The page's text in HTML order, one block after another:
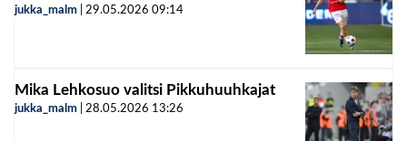
jukka_malm 29.05.2026 09:14
Mika Lehkosuo valitsi Pikkuhuuhkajat
jukka_malm 28.05.2026 13:26